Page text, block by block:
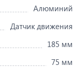
Алюминий
Датчик движения
185 мм
75 мм